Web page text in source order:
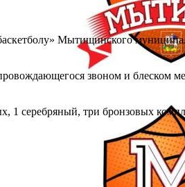
Мытищинского
звоном и блеском
1 серебряный, три бронзовых